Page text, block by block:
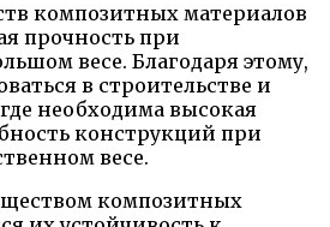
композитных материалов
прочность при
весе. Благодаря этому,
в строительстве и
необходима высокая
конструкций при
весе.
композитных